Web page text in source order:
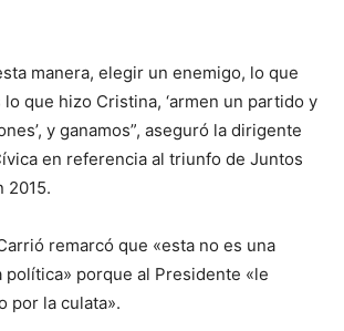
manera, elegir un enemigo, lo que
que hizo Cristina, ‘armen un partido y
y ganamos”, aseguró la dirigente
en referencia al triunfo de Juntos
2015.
remarcó que «esta no es una
política» porque al Presidente «le
por la culata».